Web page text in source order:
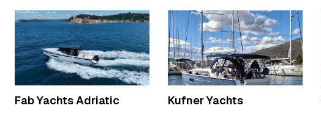
Fab Yachts Adriatic Kufner Yachts